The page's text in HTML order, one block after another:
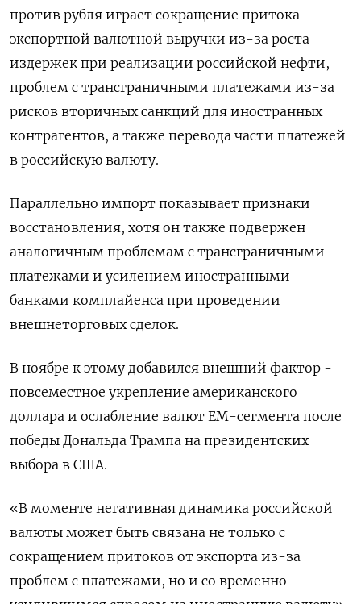
против рубля играет сокращение притока
экспортной валютной выручки из-за роста
издержек при реализации российской нефти,
проблем с трансграничными платежами из-за
рисков вторичных санкций для иностранных
контрагентов, а также перевода части платежей
в российскую валюту.
Параллельно импорт показывает признаки
восстановления, хотя он также подвержен
аналогичным проблемам с трансграничными
платежами и усилением иностранными
банками комплайенса при проведении
внешнеторговых сделок.
В ноябре к этому добавился внешний фактор -
повсеместное укрепление американского
доллара и ослабление валют ЕМ-сегмента после
победы Дональда Трампа на президентских
выбора в США.
«В моменте негативная динамика российской
валюты может быть связана не только с
сокращением притоков от экспорта из-за
проблем с платежами, но и со временно